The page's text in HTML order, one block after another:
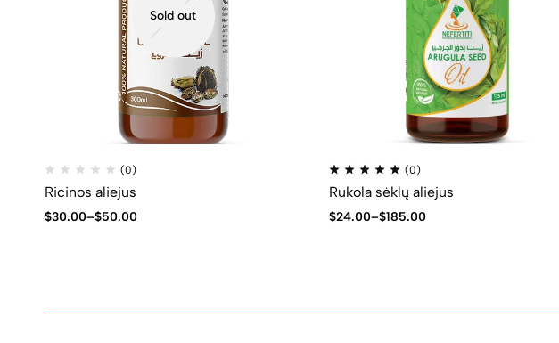
Sold out
(0)
Ricinos aliejus
$30.00–$50.00
(0)
Rukola sėklų aliejus
$24.00–$185.00